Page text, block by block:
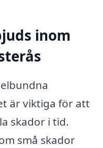
inom
är viktiga för att
skador i tid.
små skador